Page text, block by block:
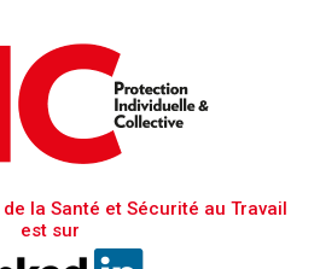
la Santé et Sécurité au Travail
est sur